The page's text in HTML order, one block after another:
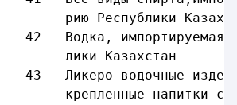
импортируемая на
водочные изделия,
напитки с